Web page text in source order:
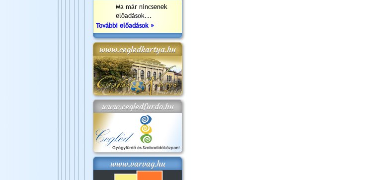
Ma már nincsenek
előadások...
További előadások »
www.cegledkartya.hu
www.cegledfurdo.hu
www.varvag.hu